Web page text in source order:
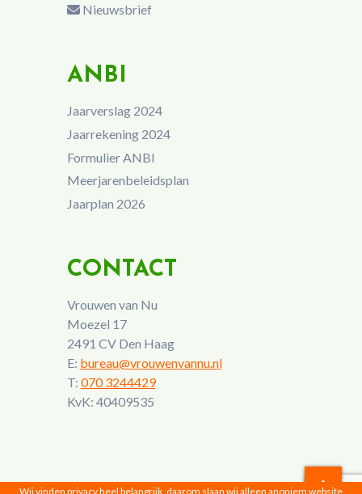
Nieuwsbrief
ANBI
Jaarverslag 2024
Jaarrekening 2024
Formulier ANBI
Meerjarenbeleidsplan
Jaarplan 2026
CONTACT
Vrouwen van Nu
Moezel 17
2491 CV Den Haag
E: bureau@vrouwenvannu.nl
T: 070 3244429
KvK: 40409535
Wij vinden privacy heel belangrijk, daarom slaan wij alleen anoniem website